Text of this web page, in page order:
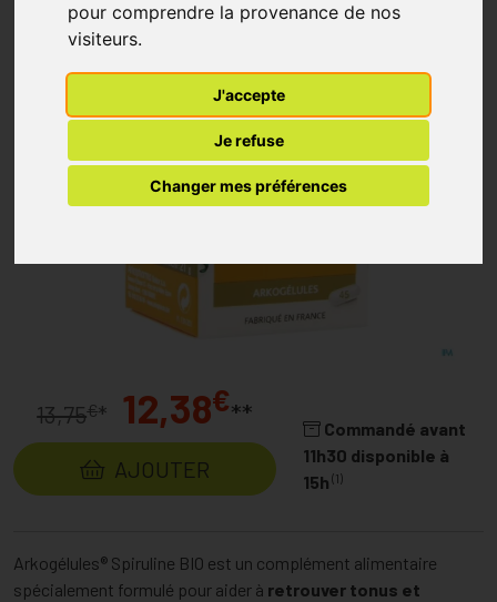
pour comprendre la provenance de nos
visiteurs.
J'accepte
Je refuse
Changer mes préférences
13,75€* 12,38€**
AJOUTER
Commandé avant
11h30 disponible à
15h (1)
Arkogélules® Spiruline BIO est un complément alimentaire
spécialement formulé pour aider à retrouver tonus et